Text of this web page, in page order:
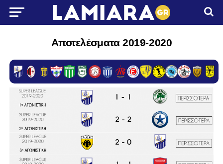
Αποτελέσματα 2019-2020